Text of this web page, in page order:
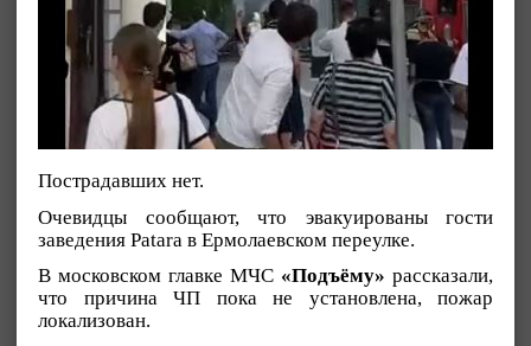
Пострадавших нет.
Очевидцы сообщают, что эвакуированы гости
заведения Patara в Ермолаевском переулке.
В московском главке МЧС «Подъёму» рассказали,
что причина ЧП пока не установлена, пожар
локализован.